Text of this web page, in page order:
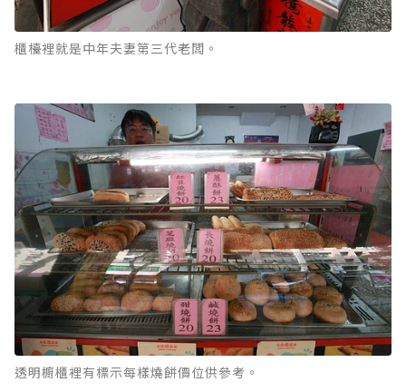
櫃檯裡就是中年夫妻第三代老闆。
透明櫥櫃裡有標示每樣燒餅價位供參考。